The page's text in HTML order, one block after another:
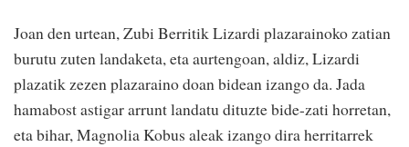
Joan den urtean, Zubi Berritik Lizardi plazarainoko zatian
burutu zuten landaketa, eta aurtengoan, aldiz, Lizardi
plazatik zezen plazaraino doan bidean izango da. Jada
hamabost astigar arrunt landatu dituzte bide-zati horretan,
eta bihar, Magnolia Kobus aleak izango dira herritarrek